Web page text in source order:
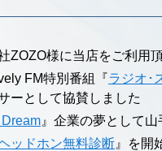
ZOZO様に当店をご利用
FM特別番組『ラジオ･
ーとして協賛しました
』企業の夢として
ッドホン無料診断 』を開